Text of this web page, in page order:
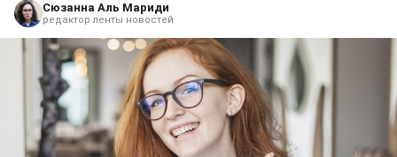
Сюзанна Аль Мариди
редактор ленты новостей